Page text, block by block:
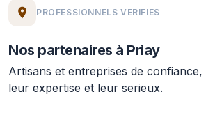
PROFESSIONNELS VERIFIES
Nos partenaires à Priay
Artisans et entreprises de
leur expertise et leur serieux.